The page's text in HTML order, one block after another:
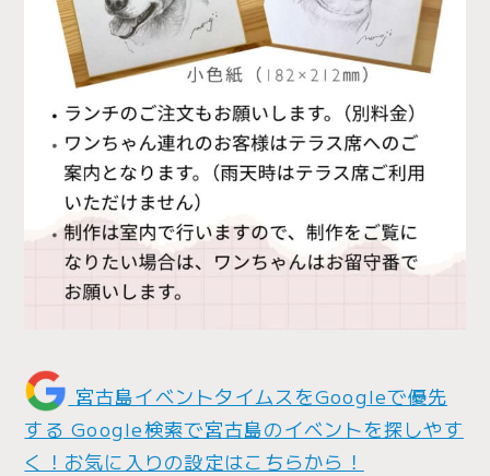
宮古島イベントタイムスをGoogleで優先
するGoogle検索で宮古島のイベントを探しやす
く！お気に入りの設定はこちらから！